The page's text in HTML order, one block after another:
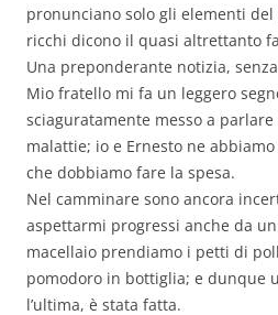
pronunciano solo gli elementi
ricchi dicono il quasi altrettanto
Una preponderante notizia,
Mio fratello mi fa un leggero
sciaguratamente messo a
malattie; io e Ernesto ne
che dobbiamo fare la spesa.
Nel camminare sono ancora
aspettarmi progressi anche da un
macellaio prendiamo i petti di
pomodoro in bottiglia; e dunque
l’ultima, è stata fatta.